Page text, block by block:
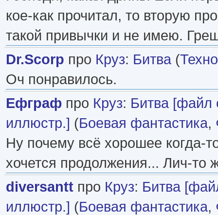
кое-как прочитал, то вторую
такой привычки и не имею.
Dr.Scorp про Круз: Битва (
Оч понравилось.
Ефграф про Круз: Битва [файл
иллюстр.] (Боевая фантастика,
Ну почему всё хорошее когда-
хочется продолжения... Лич-то
diversantt про Круз: Битва
иллюстр.] (Боевая фантастика,